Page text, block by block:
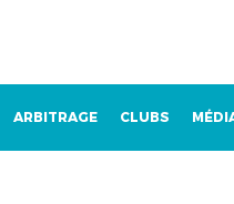
ARBITRAGE CLUBS